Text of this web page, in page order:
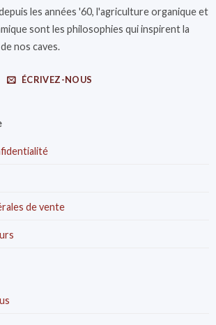
les années '60, l'agriculture organique et
sont les philosophies qui inspirent la
nos caves.
ÉCRIVEZ-NOUS
de vente